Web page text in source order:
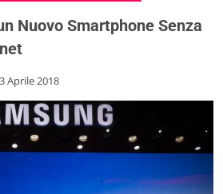
Nuovo Smartphone Senza
Aprile 2018